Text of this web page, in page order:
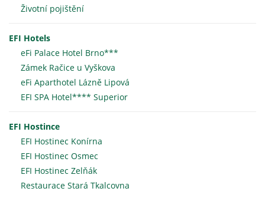
Životní pojištění
EFI Hotels
eFi Palace Hotel Brno***
Zámek Račice u Vyškova
eFi Aparthotel Lázně Lipová
EFI SPA Hotel**** Superior
EFI Hostince
EFI Hostinec Konírna
EFI Hostinec Osmec
EFI Hostinec Zelňák
Restaurace Stará Tkalcovna